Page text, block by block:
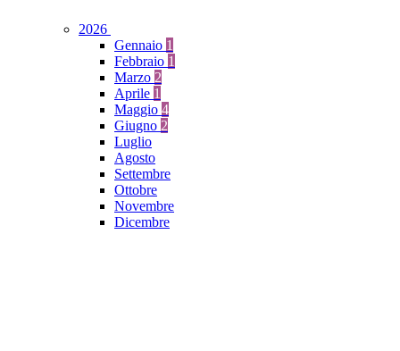
2026
Gennaio 1
Febbraio 1
Marzo 2
Aprile 1
Maggio 4
Giugno 2
Luglio
Agosto
Settembre
Ottobre
Novembre
Dicembre